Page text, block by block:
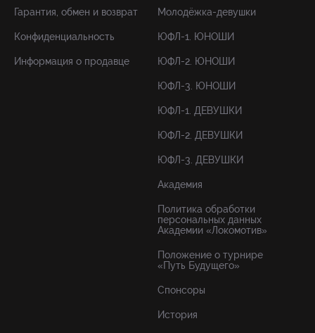
Гарантия, обмен и возврат
Конфиденциальность
Информация о продавце
Молодёжка-девушки
ЮФЛ-1. ЮНОШИ
ЮФЛ-2. ЮНОШИ
ЮФЛ-3. ЮНОШИ
ЮФЛ-1. ДЕВУШКИ
ЮФЛ-2. ДЕВУШКИ
ЮФЛ-3. ДЕВУШКИ
Академия
Политика обработки
персональных данных
Академии «Локомотив»
Положение о турнире
«Путь Будущего»
Спонсоры
История